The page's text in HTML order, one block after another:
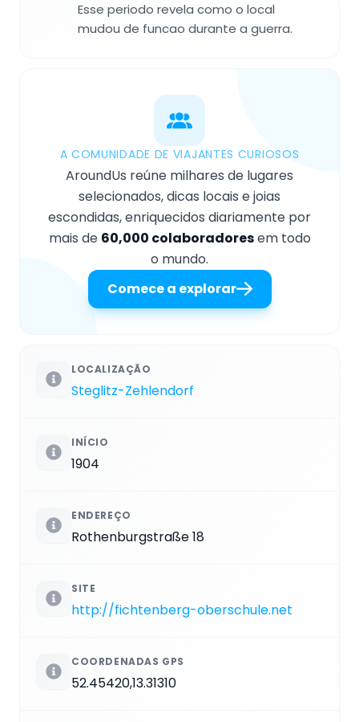
Esse periodo revela como o local
mudou de funcao durante a guerra.
A COMUNIDADE DE VIAJANTES CURIOSOS
AroundUs reúne milhares de lugares
selecionados, dicas locais e joias
escondidas, enriquecidos diariamente por
mais de 60,000 colaboradoresem todo
o mundo.
Comece a explorar
LOCALIZAÇÃO
Steglitz-Zehlendorf
INÍCIO
1904
ENDEREÇO
Rothenburgstraße 18
SITE
http://fichtenberg-oberschule.net
COORDENADAS GPS
52.45420,13.31310